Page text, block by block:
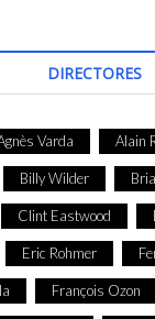
DIRECTORES
Varda Alain
Billy Wilder
Clint Eastwood
Eric Rohmer
François Ozon